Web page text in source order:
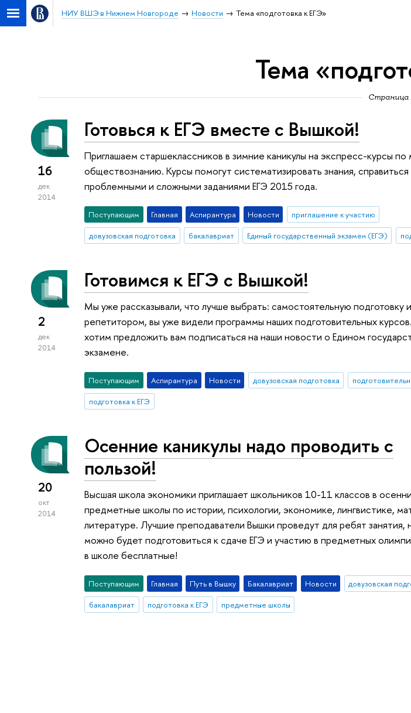
НИУ ВШЭ в Нижнем Новгороде Новости Тема «подготовка к ЕГЭ»
Тема
Страница
16
дек
2014
Готовься к ЕГЭ вместе с Вышкой!
Приглашаем старшеклассников в зимние каникулы на экспресс-курсы по
обществознанию. Курсы помогут систематизировать знания, справиться
проблемными и сложными заданиями ЕГЭ 2015 года.
Поступающим Главная Аспирантура Новости
приглашение к участию
довузовская подготовка
бакалавриат Единый государственный экзамен (ЕГЭ)
2
дек
2014
Готовимся к ЕГЭ с Вышкой!
Мы уже рассказывали, что лучше выбрать: самостоятельную подготовку
репетитором, вы уже видели программы наших подготовительных
хотим предложить вам подписаться на наши новости о Едином
экзамене.
Поступающим Аспирантура Новости довузовская подготовка
подготовка к ЕГЭ
20
окт
2014
Осенние каникулы надо проводить с
пользой!
Высшая школа экономики приглашает школьников 10-11 классов в
предметные школы по истории, психологии, экономике, лингвистике,
литературе. Лучшие преподаватели Вышки проведут для ребят занятия,
можно будет подготовиться к сдаче ЕГЭ и участию в предметных
в школе бесплатные!
Поступающим Главная Путь в Вышку Бакалавриат Новости
довузовская
бакалавриат
подготовка к ЕГЭ предметные школы